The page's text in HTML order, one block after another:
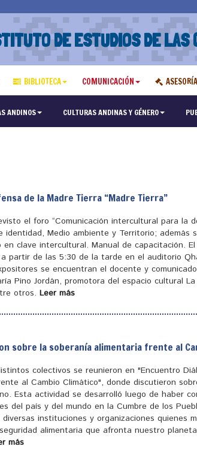
DE ESTUDIOS DE LAS
BIBLIOTECA COMUNICACIÓN
ANDINOS CULTURAS ANDINAS Y GÉNERO
de la Madre Tierra “Madre Tierra”
el foro “Comunicación intercultural para la
Medio ambiente y Territorio; además
en clave intercultural. Manual de capacitación.
partir de las 5:30 de la tarde en el auditorio
se encuentran el docente y
Pino Jordán, promotora del espacio cultural
otros. Leer más
sobre la soberanía alimentaria frente al
colectivos se reunieron en "Encuentro
al Cambio Climático", donde discutieron
Esta actividad se desarrolló luego de haber
del país y del mundo en la Cumbre de los
instituciones y organizaciones quienes
alimentaria que afronta nuestro
más